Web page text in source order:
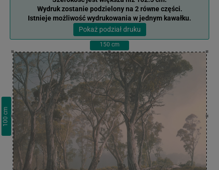
Wydruk zostanie podzielony na 2 równe części.
Istnieje możliwość wydrukowania w jednym kawałku.
Pokaż podział druku
150 cm
100
cm